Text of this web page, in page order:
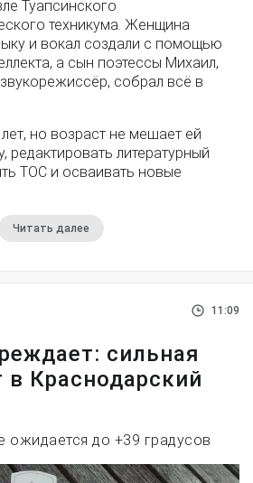
Туапсинского
техникума. Женщина
и вокал создали с помощью
а сын поэтессы Михаил,
собрал всё в
но возраст не мешает ей
редактировать литературный
ТОС и осваивать новые
Читать далее
11:09
сильная
в Краснодарский
ожидается до +39 градусов